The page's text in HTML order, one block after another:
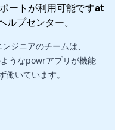
ートが利用可能ですat
ルプセンター。
ジニアのチームは、
うなpowrアプリが機能
働いています。